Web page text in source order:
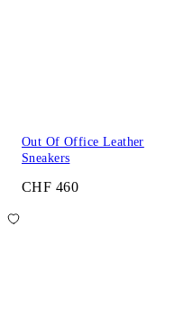
Out Of Office Leather
Sneakers
CHF 460